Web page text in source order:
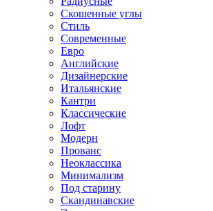
Скошенные углы
Стиль
Современные
Евро
Английские
Дизайнерские
Итальянские
Кантри
Классические
Лофт
Модерн
Прованс
Неоклассика
Минимализм
Под старину
Скандинавские